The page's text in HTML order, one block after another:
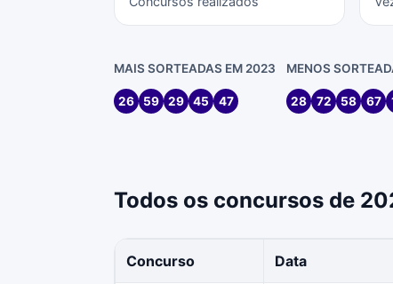
MAIS SORTEADAS EM 2023
26 59 29 45 47
MENOS
28 72 58 67
Todos os concursos de
Concurso Data